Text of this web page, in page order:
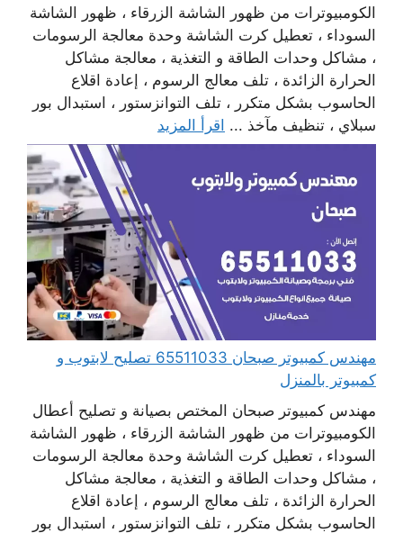
الكومبيوترات من ظهور الشاشة الزرقاء ، ظهور الشاشة
السوداء ، تعطيل كرت الشاشة وحدة معالجة الرسومات
، مشاكل وحدات الطاقة و التغذية ، معالجة مشاكل
الحرارة الزائدة ، تلف معالج الرسوم ، إعادة اقلاع
الحاسوب بشكل متكرر ، تلف التوانزستور ، استبدال بور
سبلاي ، تنظيف مآخذ ... اقرأ المزيد
مهندس كمبيوتر صبحان 65511033 تصليح لابتوب و
كمبيوتر بالمنزل
مهندس كمبيوتر صبحان المختص بصيانة و تصليح أعطال
الكومبيوترات من ظهور الشاشة الزرقاء ، ظهور الشاشة
السوداء ، تعطيل كرت الشاشة وحدة معالجة الرسومات
، مشاكل وحدات الطاقة و التغذية ، معالجة مشاكل
الحرارة الزائدة ، تلف معالج الرسوم ، إعادة اقلاع
الحاسوب بشكل متكرر ، تلف التوانزستور ، استبدال بور